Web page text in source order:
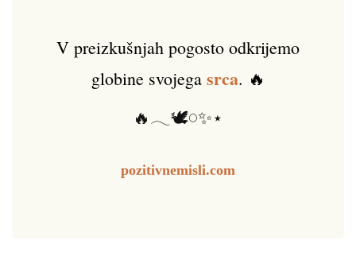
V preizkušnjah pogosto odkrijemo
globine svojega srca. 🔥
🔥𓂃🕊️𓏸✨⋆
pozitivnemisli.com